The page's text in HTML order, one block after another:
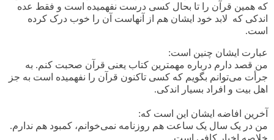
که همین قرآن را تا بحال کسی درست نفهمیده است و فقط عده
اندکی که لابد خود ایشان هم از آنهاست آن را خوب درک کرده
است.
عبارت ایشان چنین است:
من قصد دارم درباره مهمترین کتاب یعنی قرآن صحبت کنم. به
جرأت می‌توانم بگویم که کسی تاکنون قرآن را نفهمیده است به جز
اهل بیت و افراد بسیار اندکی.
آخرین افاضه ایشان این است که:
من در یک سال یک ساعت هم روزنامه نمی‌خوانم، کمبود هم ندارم.
خلاصه اخبار کافی است.